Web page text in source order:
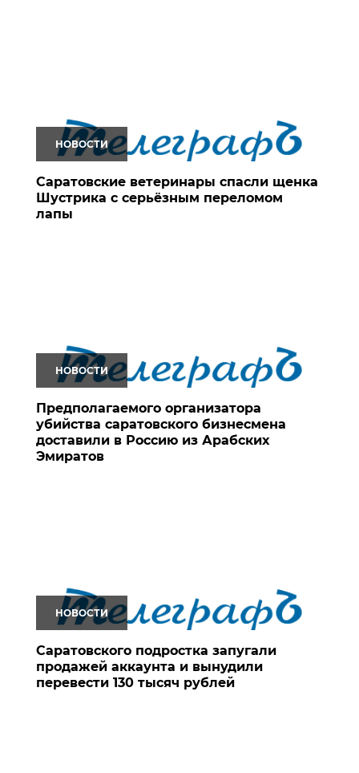
НОВОСТИ
Саратовские ветеринары спасли щенка
Шустрика с серьёзным переломом
лапы
НОВОСТИ
Предполагаемого организатора
убийства саратовского бизнесмена
доставили в Россию из Арабских
Эмиратов
НОВОСТИ
Саратовского подростка запугали
продажей аккаунта и вынудили
перевести 130 тысяч рублей